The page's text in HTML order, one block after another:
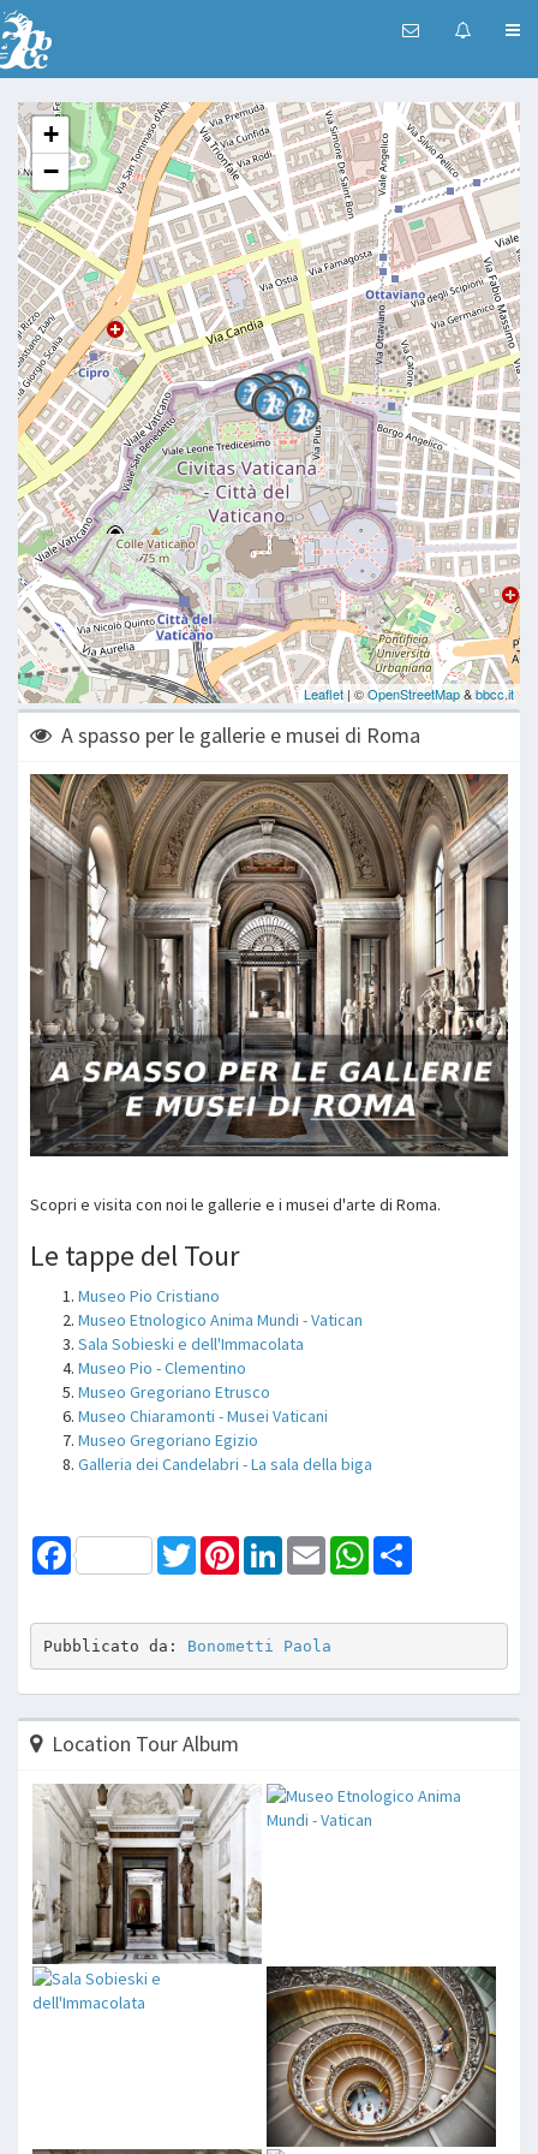
A spasso per le gallerie e musei di Roma
Scopri e visita con noi le gallerie e i musei d'arte di Roma.
Le tappe del Tour
Museo Pio Cristiano
Museo Etnologico Anima Mundi - Vatican
Sala Sobieski e dell'Immacolata
Museo Pio - Clementino
Museo Gregoriano Etrusco
Museo Chiaramonti - Musei Vaticani
Museo Gregoriano Egizio
Galleria dei Candelabri - La sala della biga
Facebook TwitterPinterestLinkedInEmail WhatsApp
Pubblicato da: Bonometti Paola
Location Tour Album